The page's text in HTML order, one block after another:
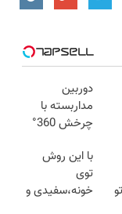
با
دوربین
مداربسته با
چرخش 360°
(ضمانت
تعویض +
پرداخت درب
با این روش
توی
خونه،سفیدی و